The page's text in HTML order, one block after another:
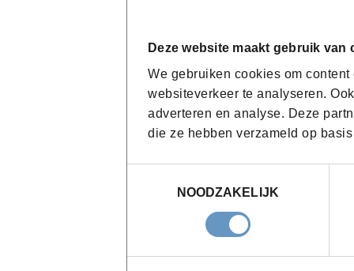
Deze website maakt gebruik van
We gebruiken cookies om
websiteverkeer te analyseren.
adverteren en analyse. Deze
die ze hebben verzameld op
NOODZAKELIJK